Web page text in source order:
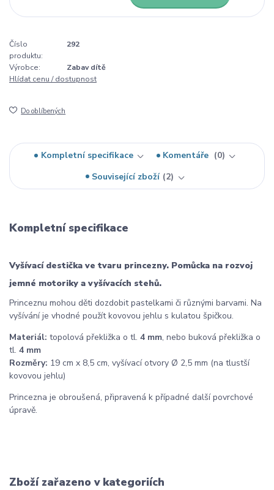
Číslo
produktu:
292
Výrobce:
Zabav dítě
Hlídat cenu / dostupnost
Do oblíbených
Kompletní specifikace Komentáře
0
Související zboží 2
Kompletní specifikace
Vyšívací destička ve tvaru princezny. Pomůcka na rozvoj
jemné motoriky a vyšívacích stehů.
Princeznu mohou děti dozdobit pastelkami či různými barvami. Na
vyšívání je vhodné použít kovovou jehlu s kulatou špičkou.
Materiál: topolová překližka o tl. 4 mm, nebo buková překližka o
tl. 4 mm
Rozměry: 19 cm x 8,5 cm, vyšívací otvory Ø 2,5 mm (na tlustší
kovovou jehlu)
Princezna je obroušená, připravená k případné další povrchové
úpravě.
Zboží zařazeno v kategoriích